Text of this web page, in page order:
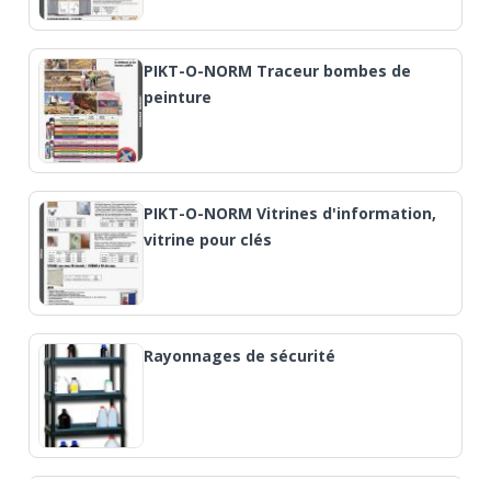
PIKT-O-NORM Traceur bombes de
peinture
PIKT-O-NORM Vitrines d'information,
vitrine pour clés
Rayonnages de sécurité